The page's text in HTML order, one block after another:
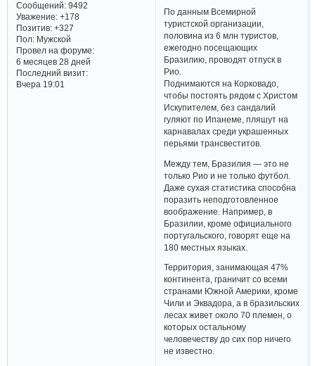
Сообщений:9492
Уважение: +178
Позитив: +327
Пол:Мужской
Провел на форуме:
6 месяцев 28 дней
Последний визит:
Вчера 19:01
По данным Всемирной
туристской организации,
половина из 6 млн туристов,
ежегодно посещающих
Бразилию, проводят отпуск в
Рио.
Поднимаются на Корковадо,
чтобы постоять рядом с Христом
Искупителем, без сандалий
гуляют по Ипанеме, пляшут на
карнавалах среди украшенных
перьями трансвеститов.
Между тем, Бразилия — это не
только Рио и не только футбол.
Даже сухая статистика способна
поразить неподготовленное
воображение. Например, в
Бразилии, кроме официального
португальского, говорят еще на
180 местных языках.
Территория, занимающая 47%
континента, граничит со всеми
странами Южной Америки, кроме
Чили и Эквадора, а в бразильских
лесах живет около 70 племен, о
которых остальному
человечеству до сих пор ничего
не известно.